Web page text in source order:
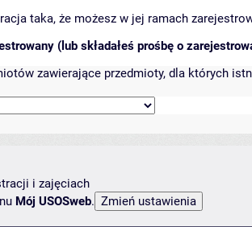
taka, że możesz w jej ramach
(lub składałeś prośbę o
zawierające przedmioty, dla których
i zajęciach
Mój USOSweb.